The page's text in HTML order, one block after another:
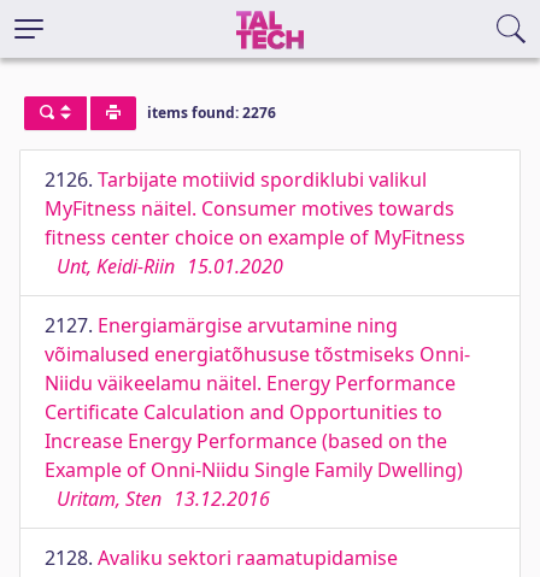
items found: 2276
2126. Tarbijate motiivid spordiklubi valikul
MyFitness näitel. Consumer motives towards
fitness center choice on example of MyFitness
Unt, Keidi-Riin 15.01.2020
2127. Energiamärgise arvutamine ning
võimalused energiatõhususe tõstmiseks Onni-
Niidu väikeelamu näitel. Energy Performance
Certificate Calculation and Opportunities to
Increase Energy Performance (based on the
Example of Onni-Niidu Single Family Dwelling)
Uritam, Sten 13.12.2016
2128. Avaliku sektori raamatupidamise